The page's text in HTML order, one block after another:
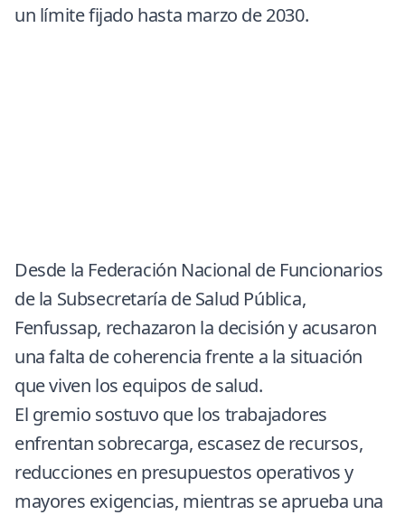
un límite fijado hasta marzo de 2030.
Desde la Federación Nacional de Funcionarios
de la Subsecretaría de Salud Pública,
Fenfussap, rechazaron la decisión y acusaron
una falta de coherencia frente a la situación
que viven los equipos de salud.
El gremio sostuvo que los trabajadores
enfrentan sobrecarga, escasez de recursos,
reducciones en presupuestos operativos y
mayores exigencias, mientras se aprueba una